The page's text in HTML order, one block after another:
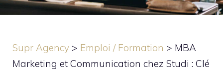
Supr Agency > Emploi / Formation > MBA
Marketing et Communication chez Studi : Clé